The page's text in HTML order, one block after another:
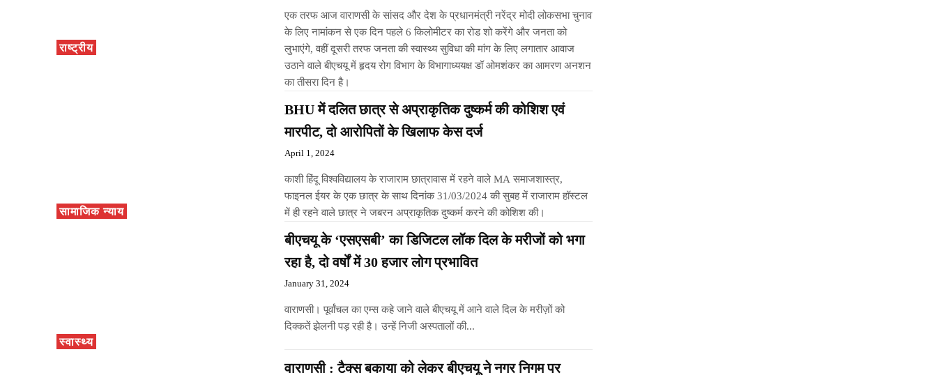
राष्ट्रीय
एक तरफ आज वाराणसी के सांसद और देश के प्रधानमंत्री नरेंद्र मोदी लोकसभा चुनाव
के लिए नामांकन से एक दिन पहले 6 किलोमीटर का रोड शो करेंगे और जनता को
लुभाएंगे, वहीं दूसरी तरफ जनता की स्वास्थ्य सुविधा की मांग के लिए लगातार आवाज
उठाने वाले बीएचयू में हृदय रोग विभाग के विभागाध्ययक्ष डॉ ओमशंकर का आमरण अनशन
का तीसरा दिन है।
सामाजिक न्याय
BHU में दलित छात्र से अप्राकृतिक दुष्कर्म की कोशिश एवं
मारपीट, दो आरोपितों के खिलाफ केस दर्ज
April 1, 2024
काशी हिंदू विश्वविद्यालय के राजाराम छात्रावास में रहने वाले MA समाजशास्त्र,
फाइनल ईयर के एक छात्र के साथ दिनांक 31/03/2024 की सुबह में राजाराम हॉस्टल
में ही रहने वाले छात्र ने जबरन अप्राकृतिक दुष्कर्म करने की कोशिश की।
स्वास्थ्य
बीएचयू के ‘एसएसबी’ का डिजिटल लॉक दिल के मरीजों को भगा
रहा है, दो वर्षों में 30 हजार लोग प्रभावित
January 31, 2024
वाराणसी। पूर्वांचल का एम्स कहे जाने वाले बीएचयू में आने वाले दिल के मरीज़ों को
दिक्कतें झेलनी पड़ रही है। उन्हें निजी अस्पतालों की...
वाराणसी : टैक्स बकाया को लेकर बीएचयू ने नगर निगम पर